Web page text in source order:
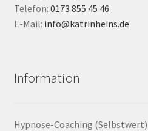
Telefon: 0173 855 45 46
E-Mail: info@katrinheins.de
Information
Hypnose-Coaching (Selbstwert)